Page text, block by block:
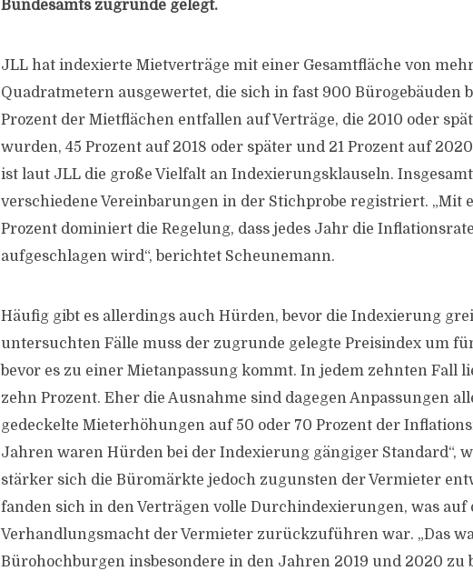
Bundesamts zugrunde gelegt.
JLL hat indexierte Mietverträge mit einer Gesamtfläche von
Quadratmetern ausgewertet, die sich in fast 900 Bürogebäuden
Prozent der Mietflächen entfallen auf Verträge, die 2010 oder
wurden, 45 Prozent auf 2018 oder später und 21 Prozent auf
ist laut JLL die große Vielfalt an Indexierungsklauseln.
verschiedene Vereinbarungen in der Stichprobe registriert. „Mit
Prozent dominiert die Regelung, dass jedes Jahr die
aufgeschlagen wird“, berichtet Scheunemann.
Häufig gibt es allerdings auch Hürden, bevor die Indexierung
untersuchten Fälle muss der zugrunde gelegte Preisindex um
bevor es zu einer Mietanpassung kommt. In jedem zehnten Fall
zehn Prozent. Eher die Ausnahme sind dagegen Anpassungen
gedeckelte Mieterhöhungen auf 50 oder 70 Prozent der
Jahren waren Hürden bei der Indexierung gängiger Standard“,
stärker sich die Büromärkte jedoch zugunsten der Vermieter
fanden sich in den Verträgen volle Durchindexierungen, was auf
Verhandlungsmacht der Vermieter zurückzuführen war. „Das
Bürohochburgen insbesondere in den Jahren 2019 und 2020 zu